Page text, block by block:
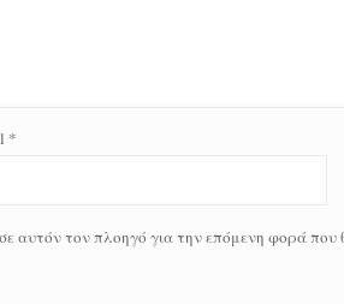
*
αυτόν τον πλοηγό για την επόμενη φορά που